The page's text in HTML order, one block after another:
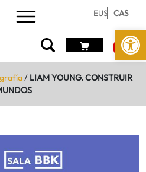
Abrir
EUS CAS
/ LIAM YOUNG. CONSTRUIR